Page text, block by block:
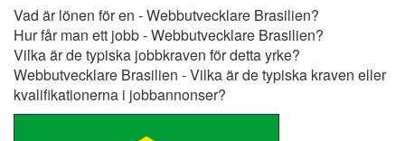
Vad är lönen för en - Webbutvecklare Brasilien?
Hur får man ett jobb - Webbutvecklare Brasilien?
Vilka är de typiska jobbkraven för detta yrke?
Webbutvecklare Brasilien - Vilka är de typiska kraven eller
kvalifikationerna i jobbannonser?